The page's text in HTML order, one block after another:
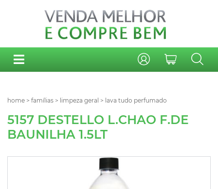
home > famílias > limpeza geral > lava tudo perfumado
5157 DESTELLO L.CHAO F.DE
BAUNILHA 1.5LT